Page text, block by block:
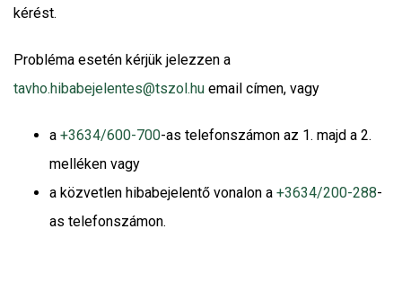
kérést.
Probléma esetén kérjük jelezzen a
tavho.hibabejelentes@tszol.hu email címen, vagy
a +3634/600-700-as telefonszámon az 1. majd a 2.
melléken vagy
a közvetlen hibabejelentő vonalon a +3634/200-288-
as telefonszámon.